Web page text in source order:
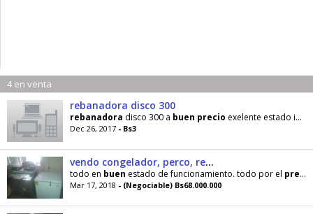
4 en venta
rebanadora disco 300
rebanadora disco 300 a buen precio exelente estado impecable 04242260806
Dec 26, 2017 - Bs3
vendo congelador, perco, rebanadora y pèso electronico combo
todo en buen estado de funcionamiento. todo por el precio
Mar 17, 2018 - (Negociable) Bs68.000.000